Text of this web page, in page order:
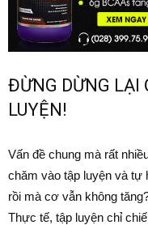
ĐỪNG DỪNG LẠI
LUYỆN!
Vấn đề chung mà rất
chăm vào tập luyện và tự
rồi mà cơ vẫn không
Thực tế, tập luyện chỉ